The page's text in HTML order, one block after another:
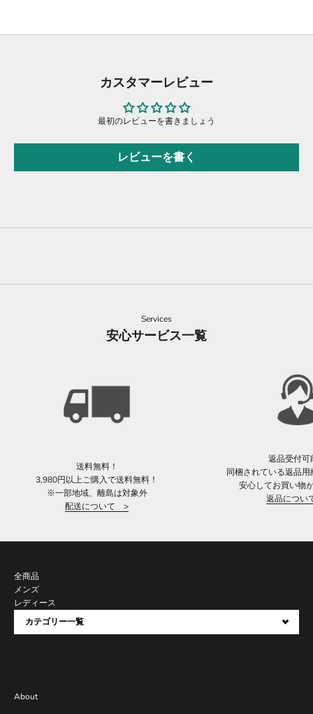
カスタマーレビュー
最初のレビューを書きましょう
レビューを書く
Services
安心サービス一覧
送料無料！
3,980円以上ご購入で送料無料！
※一部地域、離島は対象外
配送について >
返品受付可
同梱されている返品
安心してお買い物
返品につ
全商品
メンズ
レディース
カテゴリー一覧
About